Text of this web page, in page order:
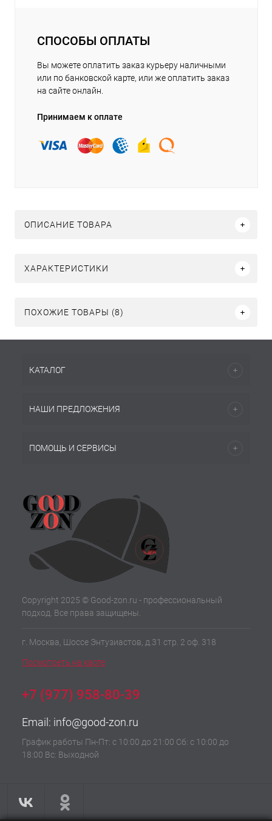
СПОСОБЫ ОПЛАТЫ
Вы можете оплатить заказ курьеру наличными
или по банковской карте, или же оплатить заказ
на сайте онлайн.
Принимаем к оплате
ОПИСАНИЕ ТОВАРА
ХАРАКТЕРИСТИКИ
ПОХОЖИЕ ТОВАРЫ (8)
КАТАЛОГ
НАШИ ПРЕДЛОЖЕНИЯ
ПОМОЩЬ И СЕРВИСЫ
Copyright 2025 © Good-zon.ru - профессиональный
подход. Все права защищены.
г. Москва, Шоссе Энтузиастов, д.31 стр. 2 оф. 318
Посмотреть на карте
+7 (977) 958-80-39
Email: info@good-zon.ru
График работы Пн-Пт: с 10:00 до 21:00 Сб: с 10:00 до
18:00 Вс: Выходной